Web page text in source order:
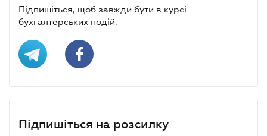
Підпишіться, щоб завжди бути в курсі
бухгалтерських подій.
Підпишіться на розсилку